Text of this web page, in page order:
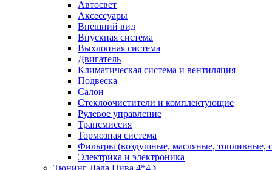
Автосвет
Аксессуары
Внешний вид
Впускная система
Выхлопная система
Двигатель
Климатическая система и вентиляция
Подвеска
Салон
Стеклоочистители и комплектующие
Рулевое управление
Трансмиссия
Тормозная система
Фильтры (воздушные, масляные, топливные,
Электрика и электроника
Тюнинг Лада Нива 4*4